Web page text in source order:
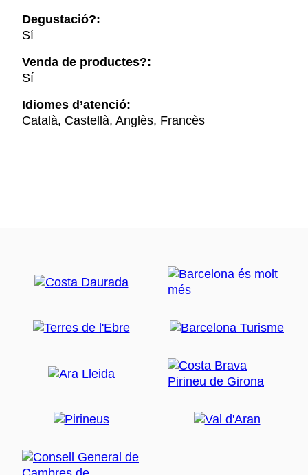
Degustació?:
Sí
Venda de productes?:
Sí
Idiomes d’atenció:
Català, Castellà, Anglès, Francès